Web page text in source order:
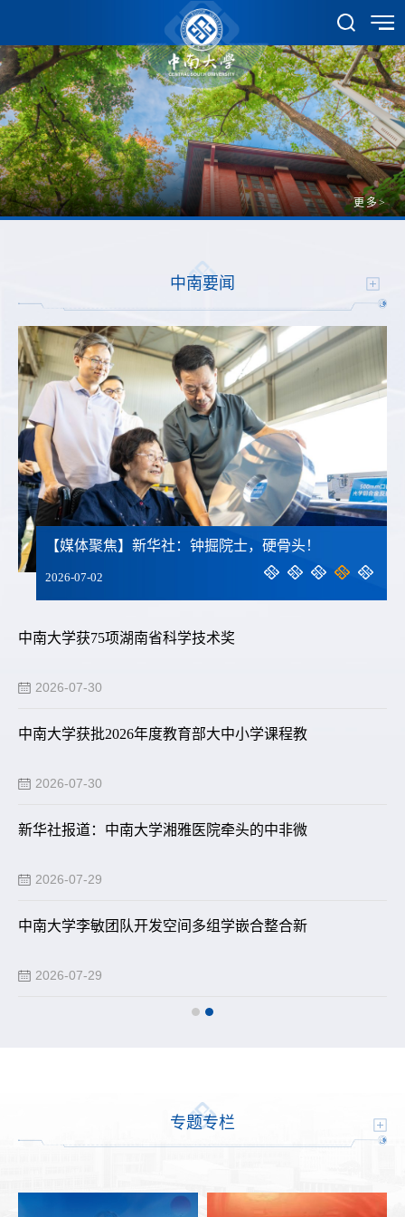
更多>
中南要闻
【媒体聚焦】新华社：钟掘院士，硬骨头！
2026-07-02
校长李建成率队赴青海推进校地企合作
2026-08-06
中南大学乒乓球队在2026全国大锦赛中斩获1
2026-08-05
中南大学在第十九届全国大学生节能减排社会
2026-08-05
中南大学博士毕业生成果获赫拉瓦奖 实现中
2026-08-01
中南大学获75项湖南省科学技术奖
2026-07-30
中南大学获批2026年度教育部大中小学课程教
2026-07-30
新华社报道：中南大学湘雅医院牵头的中非微
2026-07-29
中南大学李敏团队开发空间多组学嵌合整合新
2026-07-29
专题专栏